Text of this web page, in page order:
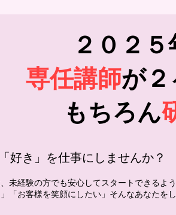
２０２
専任講師が２
もちろん
好き」を仕事にしませんか？
未経験の方でも安心してスタートできるよ
」「お客様を笑顔にしたい」そんなあなたを